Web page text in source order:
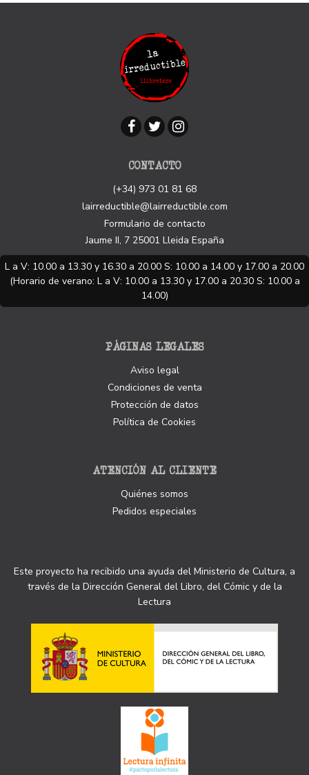
CONTACTO
(+34) 973 01 81 68
lairreductible@lairreductible.com
Formulario de contacto
Jaume II, 7 25001 Lleida España
L a V: 10.00 a 13.30 y 16.30 a 20.00 S: 10.00 a 14.00 y 17.00 a 20.00
(Horario de verano: L a V: 10.00 a 13.30 y 17.00 a 20.30 S: 10.00 a
14.00)
PÁGINAS LEGALES
Aviso legal
Condiciones de venta
Protección de datos
Política de Cookies
ATENCIÓN AL CLIENTE
Quiénes somos
Pedidos especiales
Este proyecto ha recibido una ayuda del Ministerio de Cultura, a
través de la Dirección General del Libro, del Cómic y de la
Lectura